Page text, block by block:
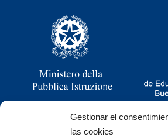
Gestionar el
las cookies